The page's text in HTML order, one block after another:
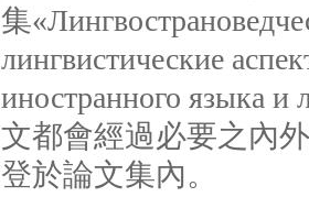
集
лингвистические
иностранного языка
文都會經過必要之內
登於論文集內。